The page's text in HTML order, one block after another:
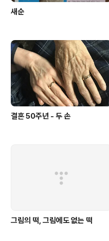
새순
결혼 50주년 - 두 손
그림의 떡, 그림에도 없는 떡